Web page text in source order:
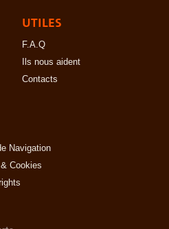
UTILES
F.A.Q
Ils nous aident
Contacts
Navigation
Cookies